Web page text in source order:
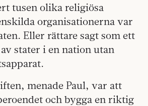
tusen olika religiösa
organisationerna var
Eller rättare sagt som ett
stater i en nation utan
menade Paul, var att
och bygga en riktig